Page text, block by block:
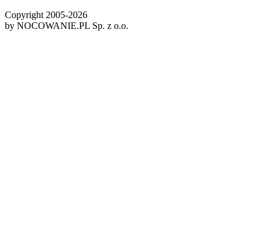
Copyright 2005-2026
by NOCOWANIE.PL Sp. z o.o.